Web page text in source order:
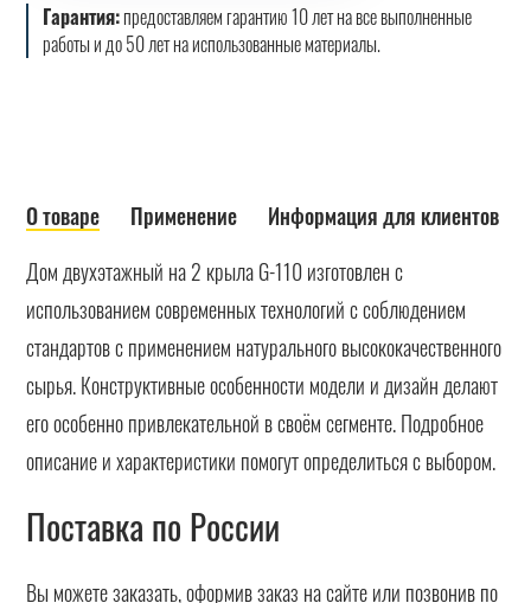
Гарантия:предоставляем гарантию 10 лет на все выполненные
работы и до 50 лет на использованные материалы.
О товаре Применение
Информация для клиентов
Дом двухэтажный на 2 крыла G-110 изготовлен с
использованием современных технологий с соблюдением
стандартов с применением натурального высококачественного
сырья. Конструктивные особенности модели и дизайн делают
его особенно привлекательной в своём сегменте. Подробное
описание и характеристики помогут определиться с выбором.
Поставка по России
Вы можете заказать, оформив заказ на сайте или позвонив по